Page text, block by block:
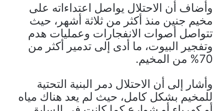
وأضاف أن الاحتلال يواصل اعتداءاته على
مخيم جنين منذ أكثر من ثلاثة أشهر، حيث
تتواصل أصوات الانفجارات وعمليات هدم
وتفجير البيوت، ما أدى إلى تدمير أكثر من
70% من المخيم.
وأشار إلى أن الاحتلال دمر البنية التحتية
للمخيم بشكل كامل، حيث لم يعد هناك مياه